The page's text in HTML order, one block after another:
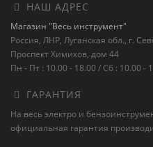
НАШ АДРЕС
Магазин "Весь инструмент"
Россия, ЛНР, Луганская обл., г.
Проспект Химиков, дом 44
Пн - Пт : 10.00 - 18.00 / Сб : 10.00 -
ГАРАНТИЯ
На весь электро и
официальная гарантия